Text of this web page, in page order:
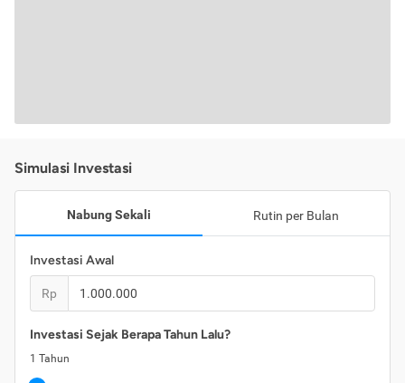
Simulasi Investasi
Nabung Sekali Rutin per Bulan
Investasi Awal
Rp
Investasi Sejak Berapa Tahun Lalu?
1 Tahun